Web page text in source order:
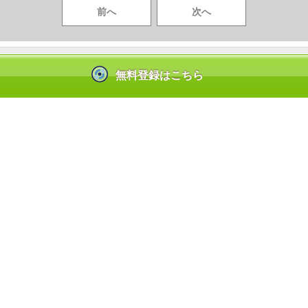
前へ 次へ
コンテンツを見るには？
無料登録はこちら